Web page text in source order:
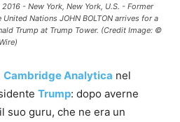
- New York, New York, U.S. - Former
Nations JOHN BOLTON arrives for a
Trump at Trump Tower. (Credit Image: ©
Cambridge Analytica nel
Trump: dopo averne
suo guru, che ne era un